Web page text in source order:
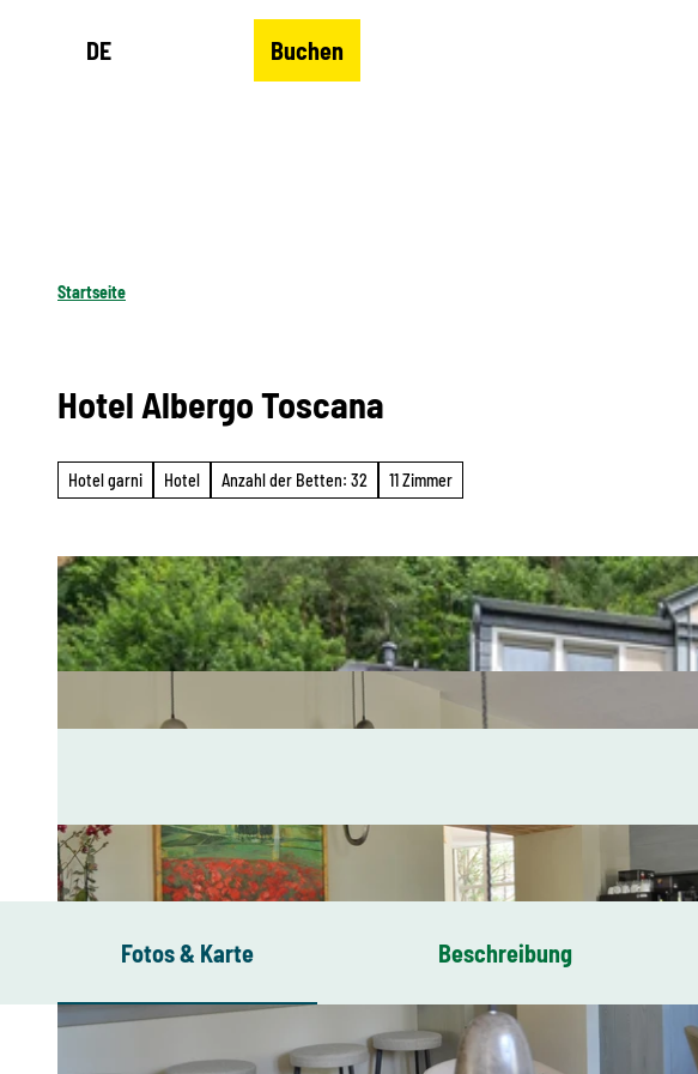
DE Buchen
Startseite
Hotel Albergo Toscana
Hotel garni Hotel Anzahl der Betten: 32 11 Zimmer
Fotos & Karte Beschreibung